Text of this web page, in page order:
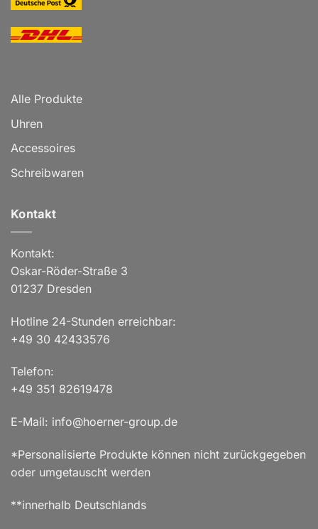
Alle Produkte
Uhren
Accessoires
Schreibwaren
Kontakt
Kontakt:
Oskar-Röder-Straße 3
01237 Dresden
Hotline 24-Stunden erreichbar:
+49 30 42433576
Telefon:
+49 351 82619478
E-Mail: info@hoerner-group.de
*Personalisierte Produkte können nicht zurückgegeben
oder umgetauscht werden
**innerhalb Deutschlands